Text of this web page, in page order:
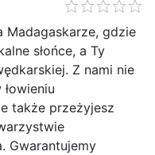
Madagaskarze, gdzie
słońce, a Ty
Z nami nie
także przeżyjesz
Gwarantujemy